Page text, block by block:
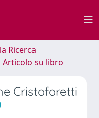
Ricerca
Articolo su libro
Cristoforetti